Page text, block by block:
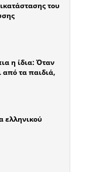
του
η ίδια: Όταν
από τα παιδιά,
ελληνικού